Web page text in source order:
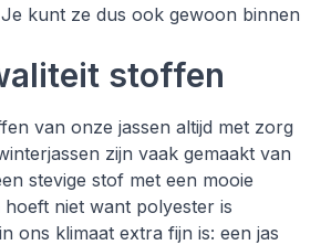
kunt ze dus ook gewoon binnen
stoffen
van onze jassen altijd met zorg
zijn vaak gemaakt van
stevige stof met een mooie
niet want polyester is
ons klimaat extra fijn is: een jas